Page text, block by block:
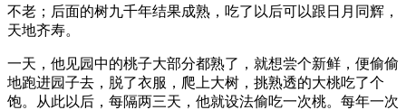
不老；后面的树九千年结果成熟，吃了以后可以跟日月同辉，
天地齐寿。
一天，他见园中的桃子大部分都熟了，就想尝个新鲜，便偷偷
地跑进园子去，脱了衣服，爬上大树，挑熟透的大桃吃了个
饱。从此以后，每隔两三天，他就设法偷吃一次桃。每年一次